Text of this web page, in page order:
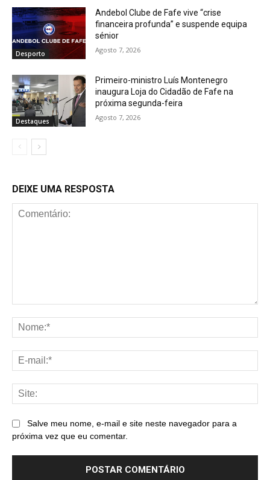
Desporto
Andebol Clube de Fafe vive “crise
financeira profunda” e suspende equipa
sénior
Agosto 7, 2026
Destaques
Primeiro-ministro Luís Montenegro
inaugura Loja do Cidadão de Fafe na
próxima segunda-feira
Agosto 7, 2026
DEIXE UMA RESPOSTA
Salve meu nome, e-mail e site neste navegador para a
próxima vez que eu comentar.